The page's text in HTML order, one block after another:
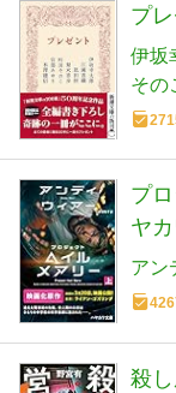
プ
伊坂
その
プ
ヤ
アン
殺